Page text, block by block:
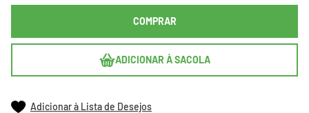
COMPRAR
ADICIONAR À SACOLA
Adicionar à Lista de Desejos